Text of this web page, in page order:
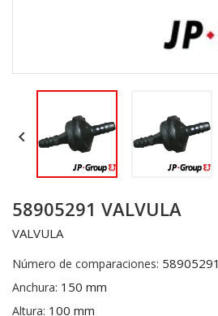

58905291 VALVULA
VALVULA
Número de comparaciones: 58905291
Anchura: 150 mm
Altura: 100 mm